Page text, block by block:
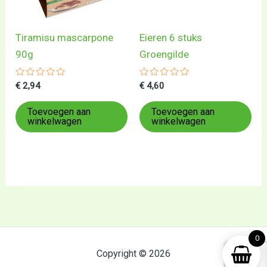
Tiramisu mascarpone
90g
Gewaardeerd
uit
5
€ 2,94
Toevoegen aan
winkelwagen
Eieren 6 stuks
Groengilde
Gewaardeerd
uit
5
€ 4,60
Toevoegen aan
winkelwagen
Copyright © 2026
0